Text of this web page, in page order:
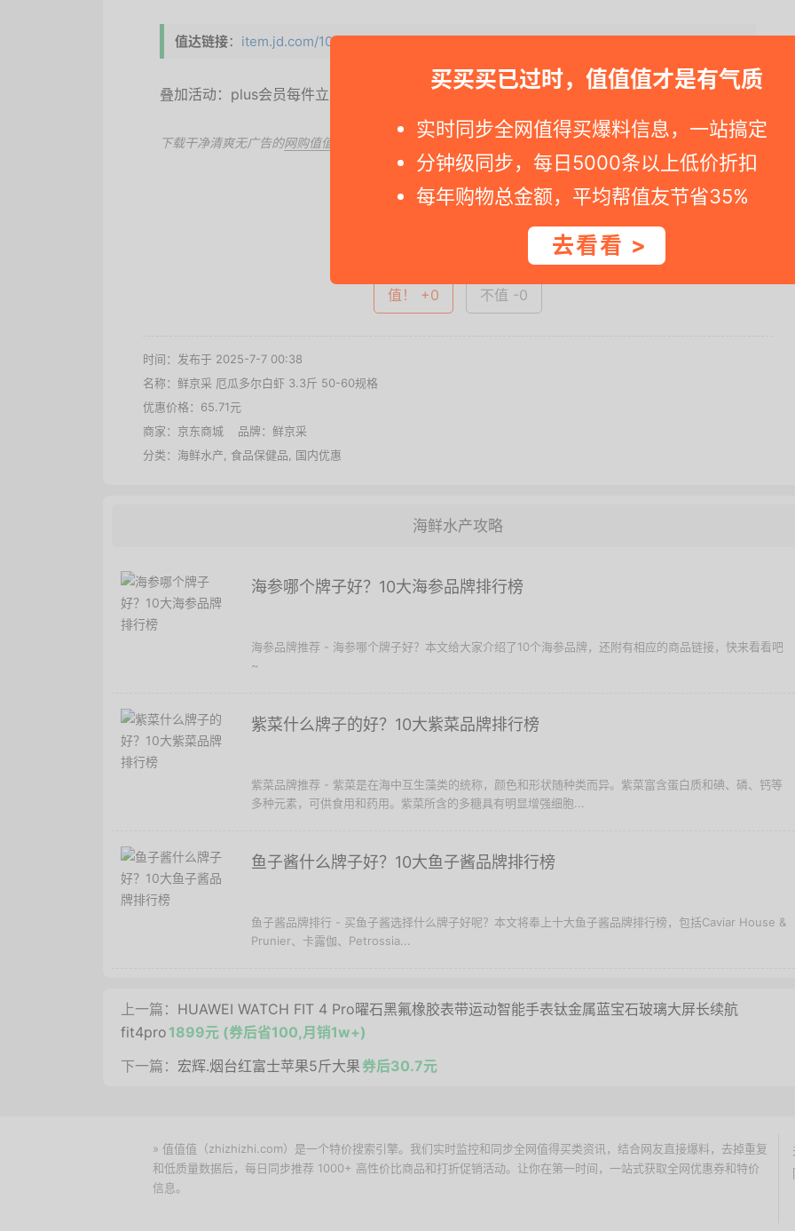
买买买已过时，值值值才是有气质
实时同步全网值得买爆料信息，一站搞定
分钟级同步，每日5000条以上低价折扣
每年购物总金额，平均帮值友节省35%
去看看 >
值达链接： item.jd.com/100028383818.....
叠加活动：plus会员每件立减0.7元、满额返卡5%
下载干净清爽无广告的网购值值值App ，第一时间得到内部特价；点此领取隐藏优惠券 ，先领券再下单。
查看完整图文 >
值！ +0 不值 -0
时间：发布于 2025-7-7 00:38
名称： 鲜京采 厄瓜多尔白虾 3.3斤 50-60规格
优惠价格： 65.71元
商家： 京东商城 品牌： 鲜京采
分类： 海鲜水产 食品保健品 国内优惠
海鲜水产攻略
海参哪个牌子好？10大海参品牌排行榜
海参品牌推荐 - 海参哪个牌子好？本文给大家介绍了10个海参品牌，还附有相应的商品链接，快来看看吧
~
紫菜什么牌子的好？10大紫菜品牌排行榜
紫菜品牌推荐 - 紫菜是在海中互生藻类的统称，颜色和形状随种类而异。紫菜富含蛋白质和碘、磷、钙等
多种元素，可供食用和药用。紫菜所含的多糖具有明显增强细胞...
鱼子酱什么牌子好？10大鱼子酱品牌排行榜
鱼子酱品牌排行 - 买鱼子酱选择什么牌子好呢？本文将奉上十大鱼子酱品牌排行榜，包括Caviar House &
Prunier、卡露伽、Petrossia...
上一篇： HUAWEI WATCH FIT 4 Pro曜石黑氟橡胶表带运动智能手表钛金属蓝宝石玻璃大屏长续航
fit4pro 1899元 (券后省100,月销1w+)
下一篇： 宏辉.烟台红富士苹果5斤大果券后30.7元
» 值值值（zhizhizhi.com）是一个特价搜索引擎。我们实时监控和同步全网值得买类资讯，结合网友直接爆料，去掉重复
和低质量数据后，每日同步推荐 1000+ 高性价比商品和打折促销活动。让你在第一时间，一站式获取全网优惠券和特价
信息。